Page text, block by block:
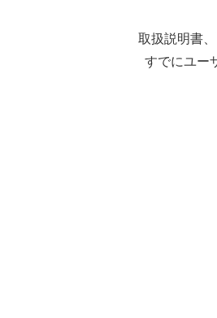
取扱説明書
すでにユー